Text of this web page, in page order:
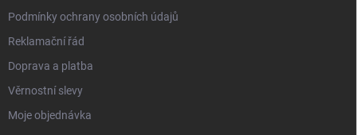
Podmínky ochrany osobních údajů
Reklamační řád
Doprava a platba
Věrnostní slevy
Moje objednávka